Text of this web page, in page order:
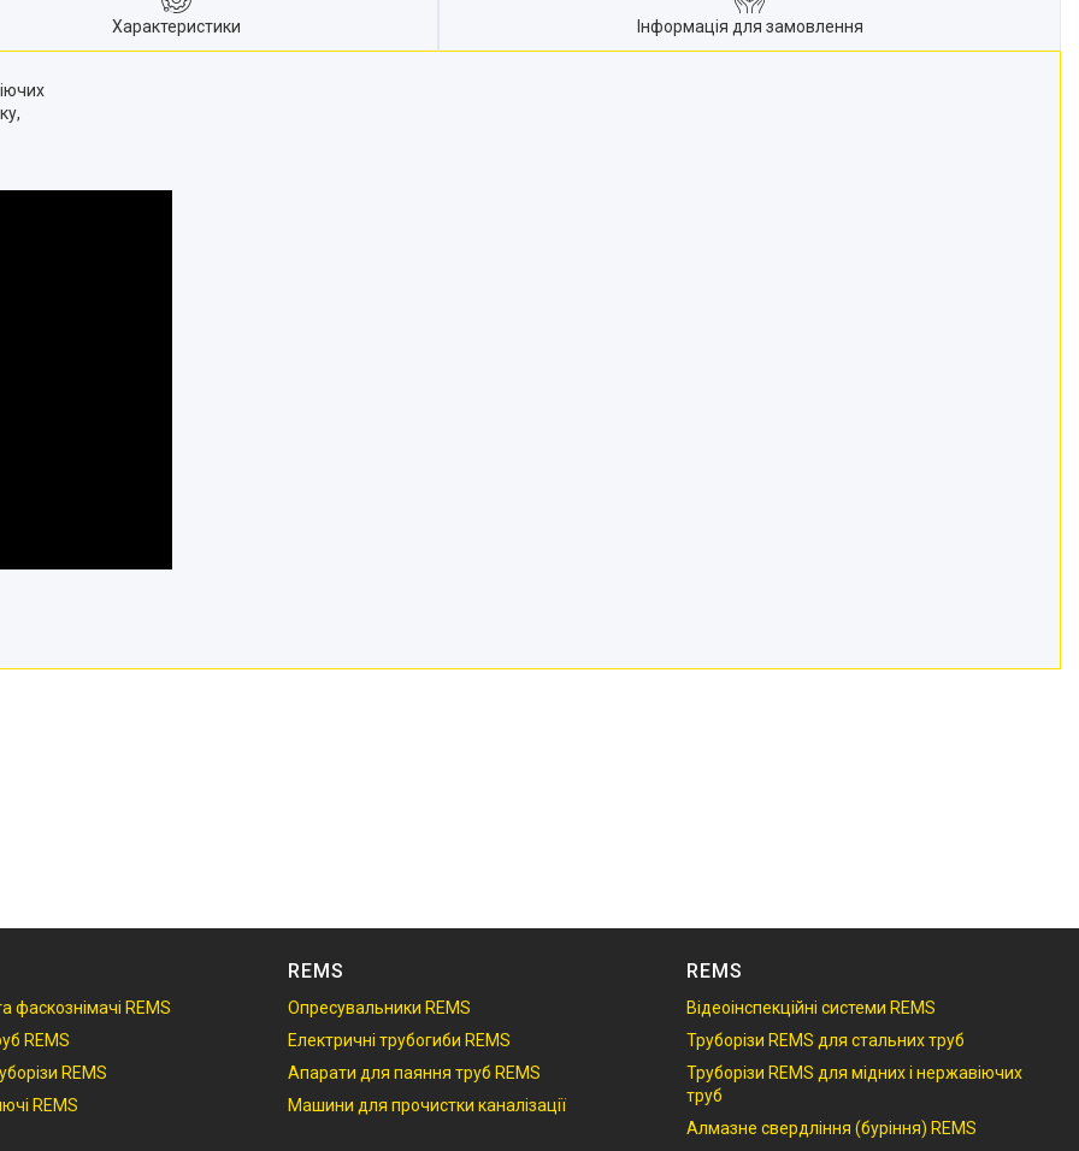
Характеристики Інформація для замовлення
фаскознімачі REMS
REMS
REMS
REMS
REMS
Опресувальники REMS
Електричні трубогиби REMS
Апарати для паяння труб REMS
Машини для прочистки каналізації
REMS
Відеоінспекційні системи REMS
Труборізи REMS для стальних труб
Труборізи REMS для мідних і нержавіючих
труб
Алмазне свердління (буріння) REMS